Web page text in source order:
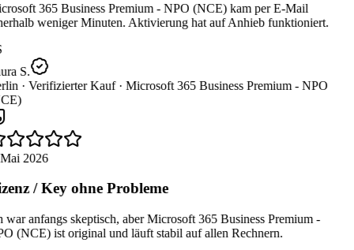
365 Business Premium - NPO (NCE) kam per E-Mail
weniger Minuten. Aktivierung hat auf Anhieb funktioniert.
S.
· Verifizierter Kauf · Microsoft 365 Business Premium - NPO
2026
/ Key ohne Probleme
war anfangs skeptisch, aber Microsoft 365 Business Premium -
(NCE) ist original und läuft stabil auf allen Rechnern.